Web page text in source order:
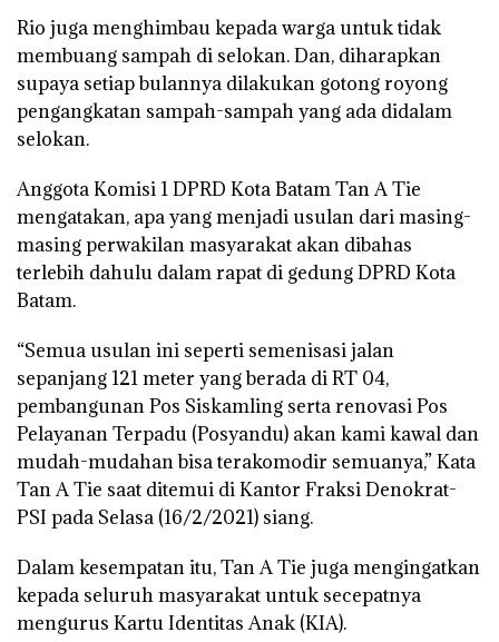
Rio juga menghimbau kepada warga untuk tidak
membuang sampah di selokan. Dan, diharapkan
supaya setiap bulannya dilakukan gotong royong
pengangkatan sampah-sampah yang ada didalam
selokan.
Anggota Komisi 1 DPRD Kota Batam Tan A Tie
mengatakan, apa yang menjadi usulan dari masing-
masing perwakilan masyarakat akan dibahas
terlebih dahulu dalam rapat di gedung DPRD Kota
Batam.
“Semua usulan ini seperti semenisasi jalan
sepanjang 121 meter yang berada di RT 04,
pembangunan Pos Siskamling serta renovasi Pos
Pelayanan Terpadu (Posyandu) akan kami kawal dan
mudah-mudahan bisa terakomodir semuanya,” Kata
Tan A Tie saat ditemui di Kantor Fraksi Denokrat-
PSI pada Selasa (16/2/2021) siang.
Dalam kesempatan itu, Tan A Tie juga mengingatkan
kepada seluruh masyarakat untuk secepatnya
mengurus Kartu Identitas Anak (KIA).